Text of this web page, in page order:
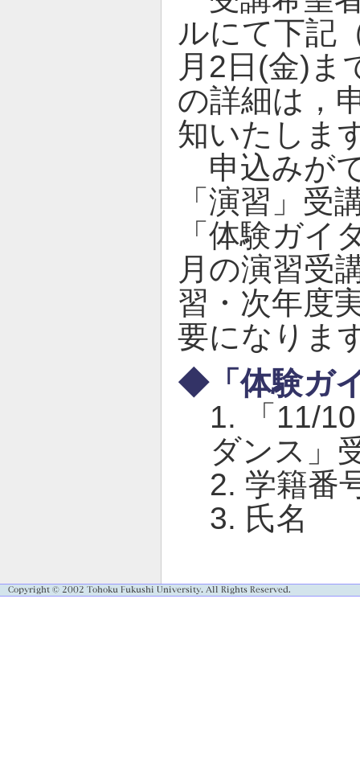
ルにて下記
月2日(金)ま
の詳細は，
知いたしま
申込みが
「演習」受
「体験ガイ
月の演習受
習・次年度
要になりま
◆「体験ガ
1. 「11/
ダンス」
2. 学籍
3. 氏名